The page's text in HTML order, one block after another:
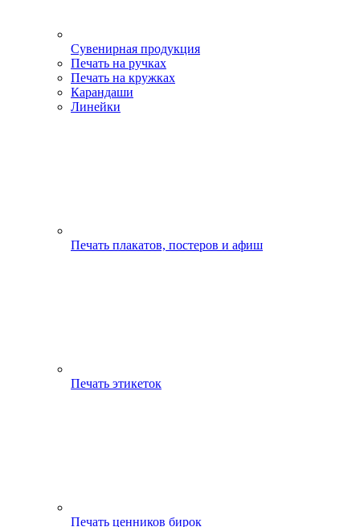
Сувенирная продукция
Печать на ручках
Печать на кружках
Карандаши
Линейки
Печать плакатов, постеров и афиш
Печать этикеток
Печать ценников бирок